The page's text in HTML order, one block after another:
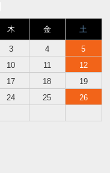
木 金 土
3 4
5
10 11
12
17 18
19
24 25
26